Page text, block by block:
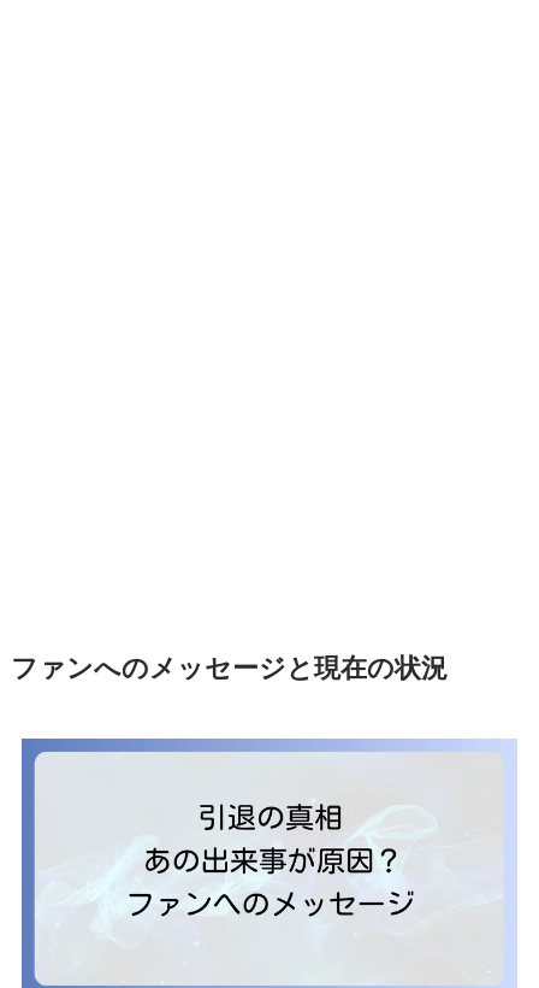
ファンへのメッセージと現在の状況